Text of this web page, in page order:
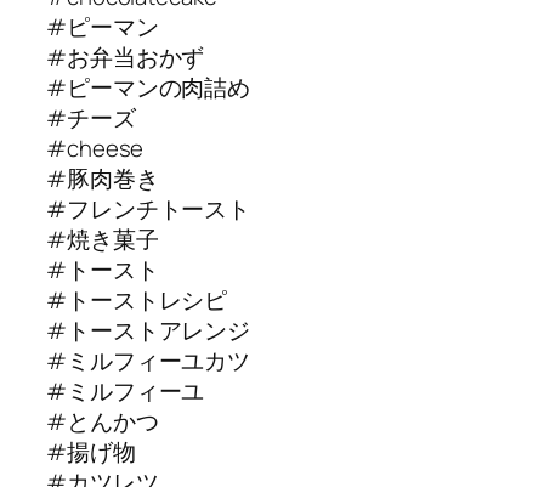
#ピーマン
#お弁当おかず
#ピーマンの肉詰め
#チーズ
#cheese
#豚肉巻き
#フレンチトースト
#焼き菓子
#トースト
#トーストレシピ
#トーストアレンジ
#ミルフィーユカツ
#ミルフィーユ
#とんかつ
#揚げ物